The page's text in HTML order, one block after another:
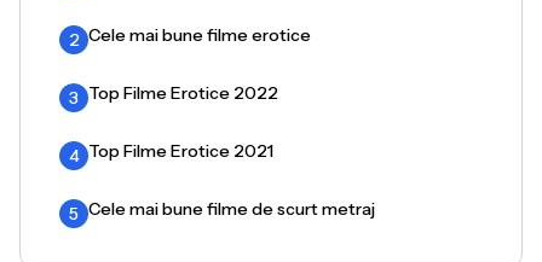
2 Cele mai bune filme erotice
3 Top Filme Erotice 2022
4 Top Filme Erotice 2021
5 Cele mai bune filme de scurt metraj